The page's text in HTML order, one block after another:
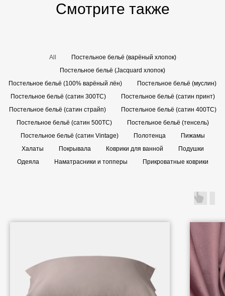
Смотрите также
All
Постельное бельё (варёный хлопок)
Постельное бельё (Jacquard хлопок)
Постельное бельё (100% варёный лён)
Постельное бельё (муслин)
Постельное бельё (сатин 300TC)
Постельное бельё (сатин принт)
Постельное бельё (сатин страйп)
Постельное бельё (сатин 400TC)
Постельное бельё (сатин 500TC)
Постельное бельё (тенсель)
Постельное бельё (сатин Vintage)
Полотенца
Пижамы
Халаты
Покрывала Коврики для ванной
Подушки
Одеяла
Наматрасники и топперы Прикроватные коврики